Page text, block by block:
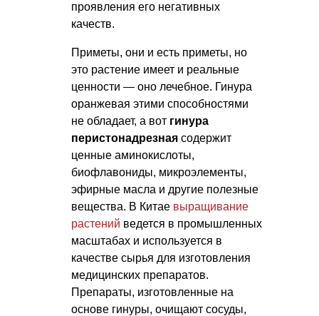
проявления его негативных
качеств.
Приметы, они и есть приметы, но
это растение имеет и реальные
ценности — оно лечебное. Гинура
оранжевая этими способностями
не обладает, а вот гинура
перистонадрезная содержит
ценные аминокислоты,
биофлавониды, микроэлементы,
эфирные масла и другие полезные
вещества. В Китае выращивание
растений ведется в промышленных
масштабах и используется в
качестве сырья для изготовления
медицинских препаратов.
Препараты, изготовленные на
основе гинуры, очищают сосуды,